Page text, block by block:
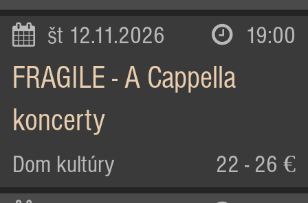
št 12.11.2026 19:00
FRAGILE - A Cappella
koncerty
Dom kultúry 22 - 26 €